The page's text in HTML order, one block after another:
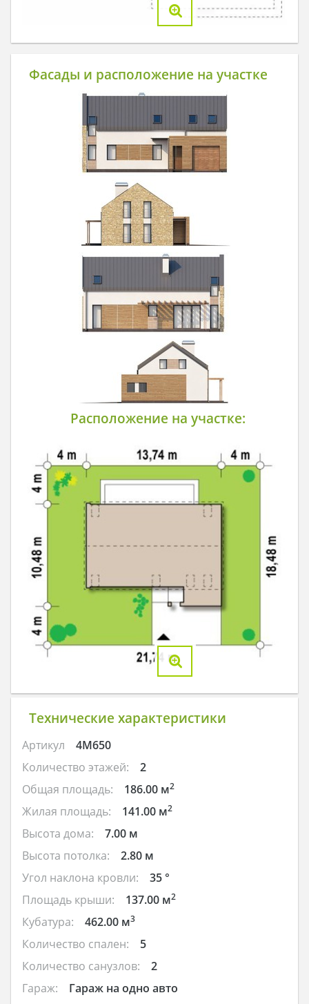
Фасады и расположение на участке
Расположение на участке:
Технические характеристики
Артикул
4M650
Количество этажей:
2
Общая площадь:
186.00 м2
Жилая площадь: 141.00 м2
Высота дома:
7.00 м
Высота потолка:
2.80 м
Угол наклона кровли:
35 °
Площадь крыши:
137.00 м2
Кубатура: 462.00 м3
Количество спален:
5
Количество санузлов:
2
Гараж:
Гараж на одно авто